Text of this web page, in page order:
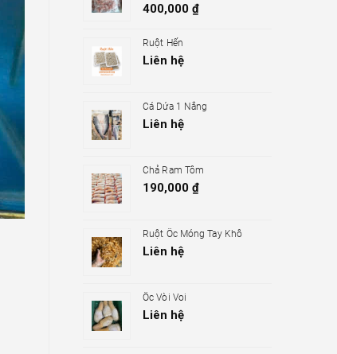
400,000 ₫
Ruột Hến
Liên hệ
Cá Dứa 1 Nắng
Liên hệ
Chả Ram Tôm
190,000 ₫
Ruột Ốc Móng Tay Khô
Liên hệ
Ốc Vòi Voi
Liên hệ